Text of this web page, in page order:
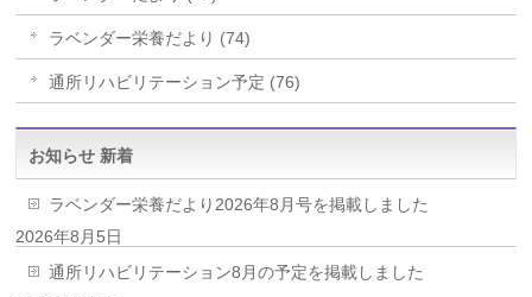
ラベンダー栄養だより (74)
通所リハビリテーション予定 (76)
お知らせ 新着
ラベンダー栄養だより2026年8月号を掲載しました
2026年8月5日
通所リハビリテーション8月の予定を掲載しました